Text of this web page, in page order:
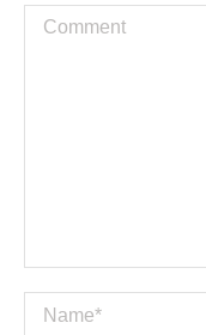
Comment
Name *